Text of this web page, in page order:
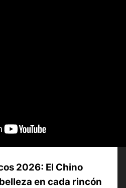
2026: El Chino
en cada rincón